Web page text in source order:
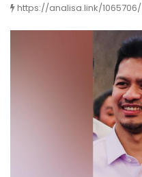
https://analisa.link/1065706/